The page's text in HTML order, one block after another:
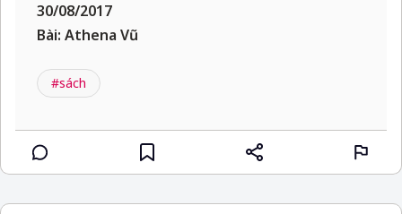
30/08/2017
Bài: Athena Vũ
#sách